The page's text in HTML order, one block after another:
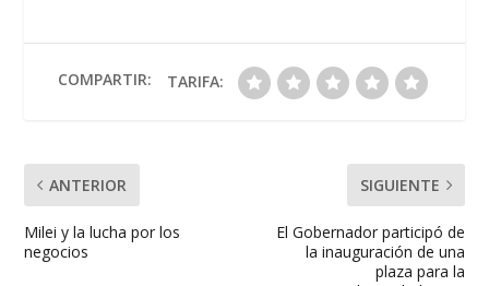
o
o
A
p
ar
ti
COMPARTIR: TARIFA:
ANTERIOR
Milei y la lucha por los
negocios
SIGUIENTE
El Gobernador participó de
la inauguración de una
plaza para la